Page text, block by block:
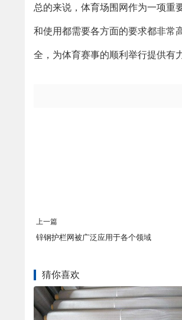
总的来说，体育场围网作为一项重
和使用都需要各方面的要求都非常
全，为体育赛事的顺利举行提供有
上一篇
锌钢护栏网被广泛应用于各个领域
猜你喜欢